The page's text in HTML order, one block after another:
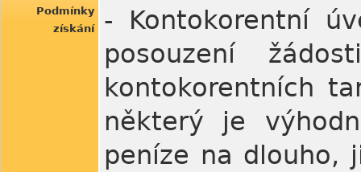
Podmínky
získání
- Kontokorentní
posouzení
kontokorentních
některý je
peníze na dlouho,